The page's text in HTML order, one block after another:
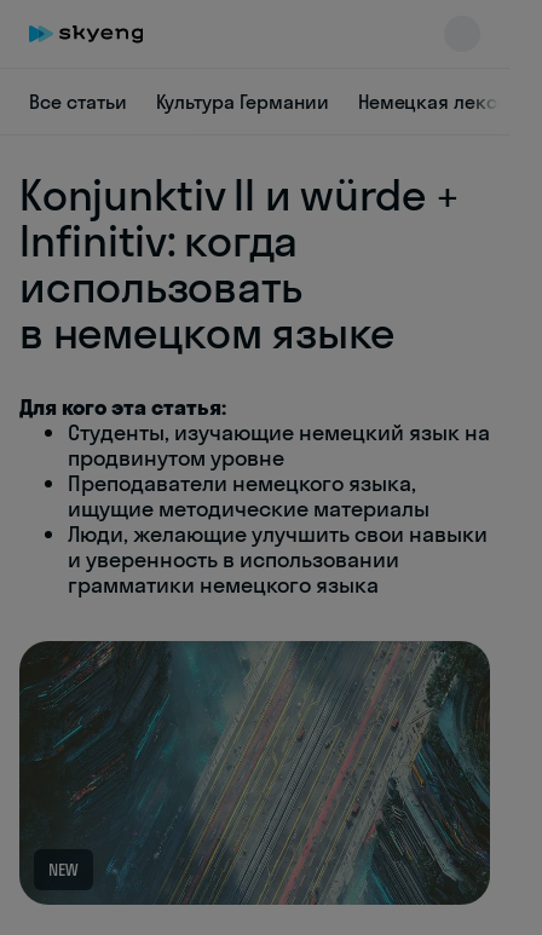
Все статьи Культура Германии Немецкая лексика
Konjunktiv II и würde +
Infinitiv: когда
использовать
в немецком языке
Для кого эта статья:
Студенты, изучающие немецкий язык на
продвинутом уровне
Преподаватели немецкого языка,
ищущие методические материалы
Люди, желающие улучшить свои навыки
и уверенность в использовании
грамматики немецкого языка
NEW
online